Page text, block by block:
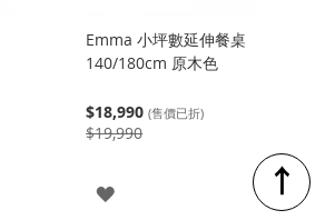
Emma 小坪數延伸餐桌
140/180cm 原木色
$18,990 (售價已折)
$19,990
登 ↑